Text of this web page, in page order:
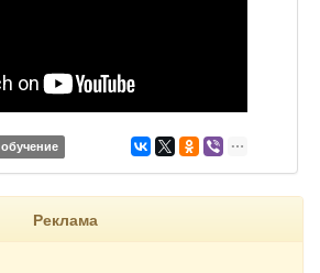
обучение
Реклама